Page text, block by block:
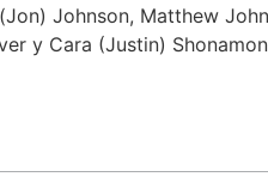
Johnson, Matthew
y Cara (Justin)